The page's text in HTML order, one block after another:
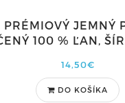
PRÉMIOVÝ JEMNÝ
100 % ĽAN,
14,50€
DO KOŠÍKA